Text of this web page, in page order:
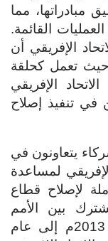
مبادراتها، مما
القائمة.
الإفريقي أن
حيث تعمل كحلقة
الإفريقي
في تنفيذ إصلاح
يتعاونون في
لمساعدة
لإصلاح قطاع
بين الأمم
المتحدة والاتحاد الأوروبي من عام 2013م إلى عام